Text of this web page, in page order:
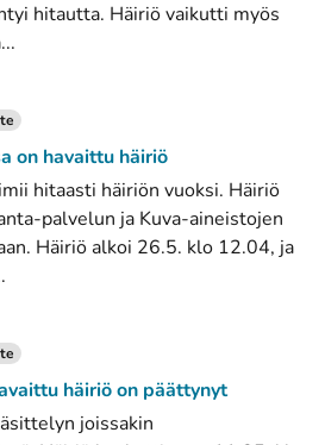
hitautta. Häiriö vaikutti myös
on havaittu häiriö
hitaasti häiriön vuoksi. Häiriö
palvelun ja Kuva-aineistojen
Häiriö alkoi 26.5. klo 12.04, ja
häiriö on päättynyt
joissakin